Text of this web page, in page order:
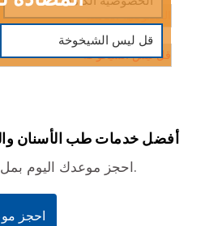
قل ليس الشيخوخة
أفضل خدمات طب الأسنان
احجز موعدك اليوم بملء النموذج السريع.
احجز